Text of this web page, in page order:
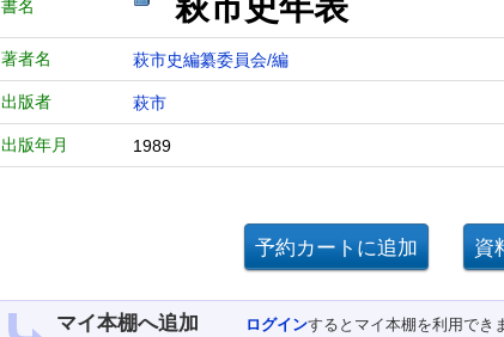
書名
著者名 萩市史編纂委員会/編
出版者 萩市
出版年月 1989
マイ本棚へ追加 ログインするとマイ本棚を利用でき